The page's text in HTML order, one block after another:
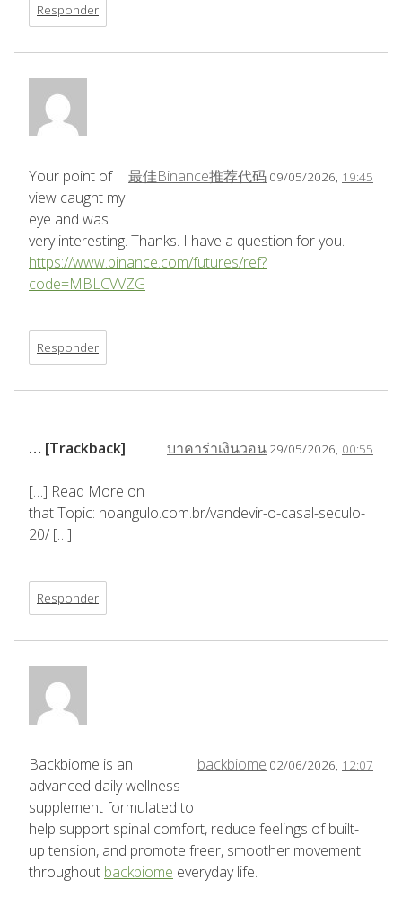
Responder
最佳Binance推荐代码 09/05/2026, 19:45
Your point of
view caught my
eye and was
very interesting. Thanks. I have a question for you.
https://www.binance.com/futures/ref?
code=MBLCVVZG
Responder
บาคาร่าเงินวอน 29/05/2026, 00:55
… [Trackback]
[…] Read More on
that Topic: noangulo.com.br/vandevir-o-casal-seculo-
20/ […]
Responder
backbiome 02/06/2026, 12:07
Backbiome is an
advanced daily wellness
supplement formulated to
help support spinal comfort, reduce feelings of built-
up tension, and promote freer, smoother movement
throughout backbiome everyday life.